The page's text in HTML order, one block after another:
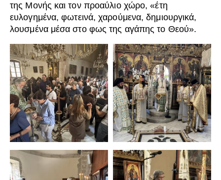
της Μονής και τον προαύλιο χώρο, «έτη
ευλογημένα, φωτεινά, χαρούμενα, δημιουργικά,
λουσμένα μέσα στο φως της αγάπης το Θεού».